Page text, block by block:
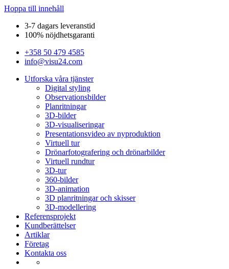
Hoppa till innehåll
3-7 dagars leveranstid
100% nöjdhetsgaranti
+358 50 479 4585
info@visu24.com
Utforska våra tjänster
Digital styling
Observationsbilder
Planritningar
3D-bilder
3D-visualiseringar
Presentationsvideo av nyproduktion
Virtuell tur
Drönarfotografering och drönarbilder
Virtuell rundtur
3D-tur
360-bilder
3D-animation
3D planritningar och skisser
3D-modellering
Referensprojekt
Kundberättelser
Artiklar
Företag
Kontakta oss